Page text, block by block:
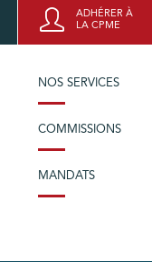
ADHÉRER À
LA CPME
NOS SERVICES
COMMISSIONS
MANDATS